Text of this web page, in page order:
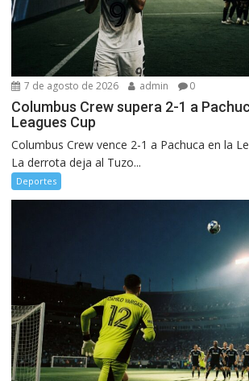
7 de agosto de 2026 admin 0
Columbus Crew supera 2-1 a
Leagues Cup
Columbus Crew vence 2-1 a Pachuca en la
La derrota deja al Tuzo...
Deportes